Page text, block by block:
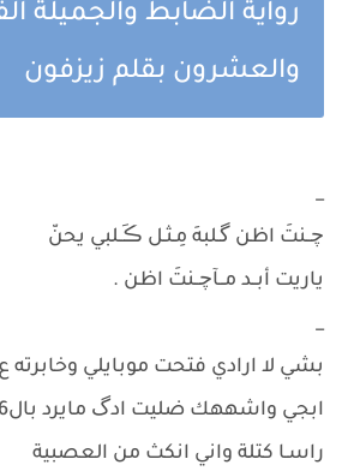
رواية الضابط والجميلة
والعشرون بقلم زيزفون
_
چــنتَ اظن گـلبهَ مِـثـل ڪَــلبي يحنّ
ياريت أبــد مــآچــنتَ اظن .
_
بشي لا ارادي فتحت موبايلي وخابرته
راسـا كتلة واني انكث من العصبية